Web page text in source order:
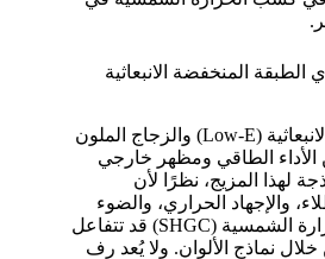
المنخفضة الانبعاثية
يمكن دمج الزجاج منخفض الانبعاثية (Low-E) والزجاج الملون
الأداء الطاقي ومظهر خارجي
لهذا المزيج، نظرًا لأن
والإجهاد الحراري، والضوء
المرئي، ومعامل كسب الحرارة الشمسية (SHGC) قد تتفاعل
نماذج الألوان. ولا يُعد رف